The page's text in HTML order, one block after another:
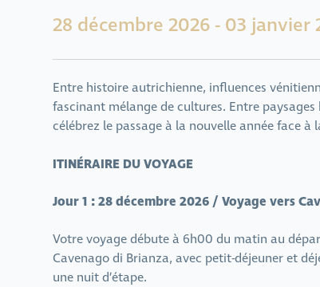
28 décembre 2026 - 03 janvier
Entre histoire autrichienne, influences
fascinant mélange de cultures. Entre
célébrez le passage à la nouvelle année face à
ITINÉRAIRE DU VOYAGE
Jour 1 : 28 décembre 2026 / Voyage vers
Votre voyage débute à 6h00 du matin au
Cavenago di Brianza, avec petit-déjeuner et
une nuit d’étape.